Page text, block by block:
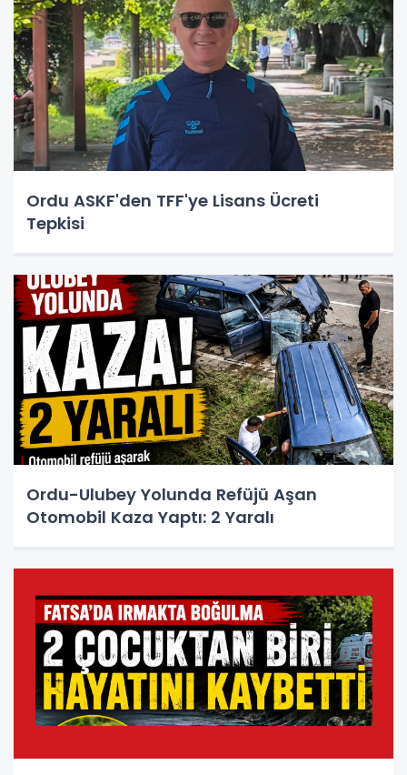
Ordu ASKF'den TFF'ye Lisans Ücreti
Tepkisi
Ordu-Ulubey Yolunda Refüjü Aşan
Otomobil Kaza Yaptı: 2 Yaralı